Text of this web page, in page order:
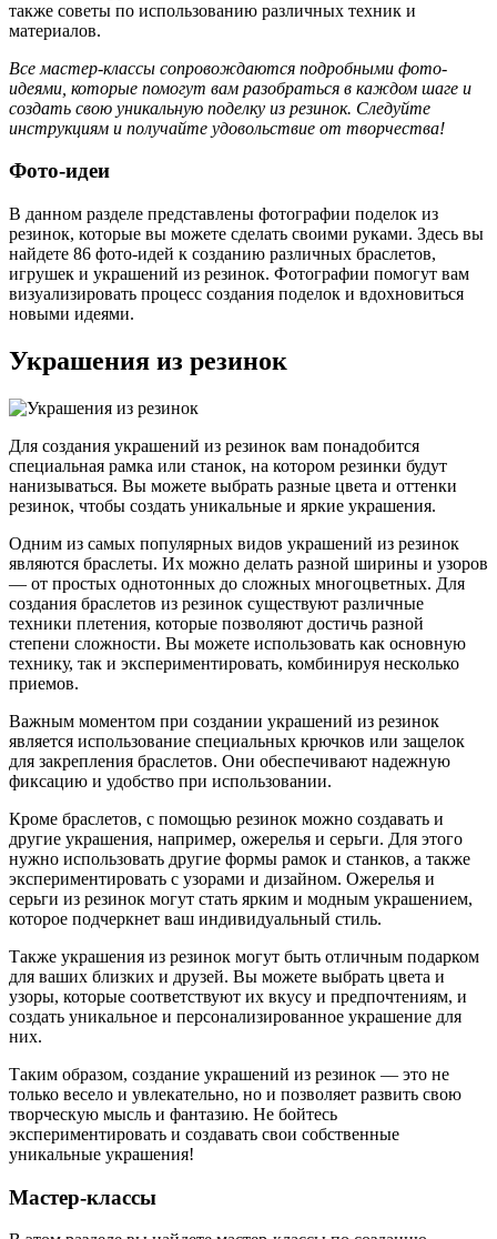
также советы по использованию различных техник и
материалов.
Все мастер-классы сопровождаются подробными фото-
идеями, которые помогут вам разобраться в каждом шаге и
создать свою уникальную поделку из резинок. Следуйте
инструкциям и получайте удовольствие от творчества!
Фото-идеи
В данном разделе представлены фотографии поделок из
резинок, которые вы можете сделать своими руками. Здесь вы
найдете 86 фото-идей к созданию различных браслетов,
игрушек и украшений из резинок. Фотографии помогут вам
визуализировать процесс создания поделок и вдохновиться
новыми идеями.
Украшения из резинок
Для создания украшений из резинок вам понадобится
специальная рамка или станок, на котором резинки будут
нанизываться. Вы можете выбрать разные цвета и оттенки
резинок, чтобы создать уникальные и яркие украшения.
Одним из самых популярных видов украшений из резинок
являются браслеты. Их можно делать разной ширины и узоров
— от простых однотонных до сложных многоцветных. Для
создания браслетов из резинок существуют различные
техники плетения, которые позволяют достичь разной
степени сложности. Вы можете использовать как основную
технику, так и экспериментировать, комбинируя несколько
приемов.
Важным моментом при создании украшений из резинок
является использование специальных крючков или защелок
для закрепления браслетов. Они обеспечивают надежную
фиксацию и удобство при использовании.
Кроме браслетов, с помощью резинок можно создавать и
другие украшения, например, ожерелья и серьги. Для этого
нужно использовать другие формы рамок и станков, а также
экспериментировать с узорами и дизайном. Ожерелья и
серьги из резинок могут стать ярким и модным украшением,
которое подчеркнет ваш индивидуальный стиль.
Также украшения из резинок могут быть отличным подарком
для ваших близких и друзей. Вы можете выбрать цвета и
узоры, которые соответствуют их вкусу и предпочтениям, и
создать уникальное и персонализированное украшение для
них.
Таким образом, создание украшений из резинок — это не
только весело и увлекательно, но и позволяет развить свою
творческую мысль и фантазию. Не бойтесь
экспериментировать и создавать свои собственные
уникальные украшения!
Мастер-классы